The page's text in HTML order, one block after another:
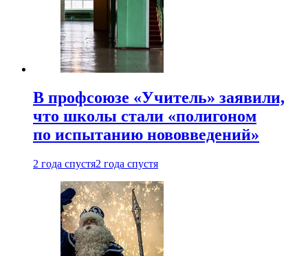
В профсоюзе «Учитель» заявили,
что школы стали «полигоном
по испытанию нововведений»
2 года спустя2 года спустя